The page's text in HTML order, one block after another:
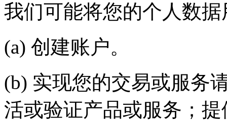
我们可能将您的个人数据
(a) 创建账户。
(b) 实现您的交易或服务请
活或验证产品或服务；